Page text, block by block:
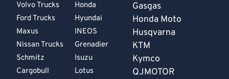
Volvo Trucks
Ford Trucks
Maxus
Nissan Trucks
Schmitz
Cargobull
Honda
Hyundai
INEOS
Grenadier
Isuzu
Lotus
Gasgas
Honda Moto
Husqvarna
KTM
Kymco
QJMOTOR